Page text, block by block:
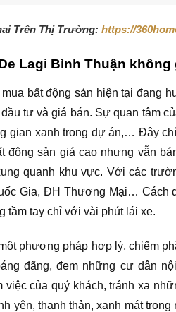
Trên Thị Trường: https://
Lagi Bình Thuận
bất động sản hiện tại đang
tư và giá bán. Sự quan tâm
gian xanh trong dự án,… Đây
động sản giá cao nhưng vẫn
quanh khu vực. Với các
Gia, ĐH Thương Mại… Cách
tầm tay chỉ với vài phút lái xe.
phương pháp hợp lý, chiếm
đãng, đem những cư dân
của quý khách, tránh xa
yên, thanh thản, xanh mát trong